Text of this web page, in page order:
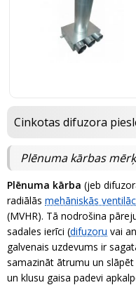
Cinkotas difuzora
Plēnuma kārbas
Plēnuma kārba (jeb
radiālās mehāniskās
(MVHR). Tā nodrošina
sadales ierīci (difuzoru vai
galvenais uzdevums ir
samazināt ātrumu un
un klusu gaisa padevi